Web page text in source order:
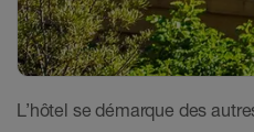
L’hôtel se démarque des